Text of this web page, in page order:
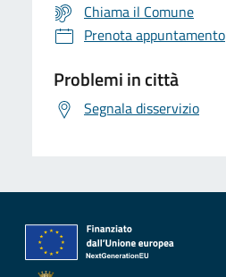
Chiama il Comune
Prenota appuntamento
Problemi in città
Segnala disservizio